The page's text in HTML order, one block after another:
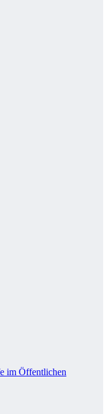
im Öffentlichen